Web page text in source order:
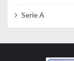
Serie A